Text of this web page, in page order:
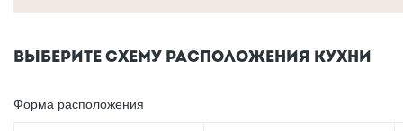
ВЫБЕРИТЕ СХЕМУ РАСПОЛОЖЕНИЯ КУХНИ
Форма расположения